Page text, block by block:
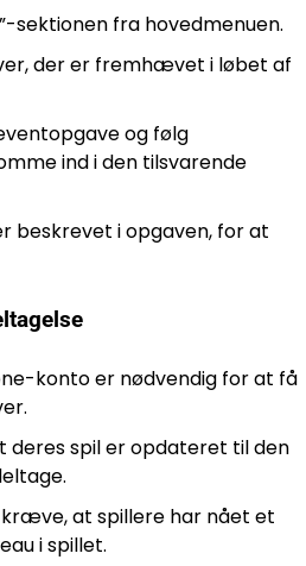
sektionen fra hovedmenuen.
der er fremhævet i løbet af
og følg
ind i den tilsvarende
beskrevet i opgaven, for at
konto er nødvendig for at få
deres spil er opdateret til den
at spillere har nået et
i spillet.